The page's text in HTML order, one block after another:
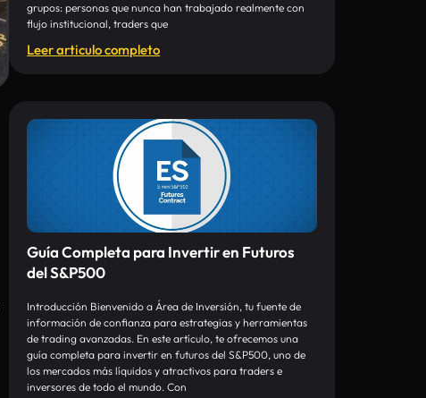
grupos: personas que nunca han trabajado realmente con
flujo institucional, traders que
Leer articulo completo
Guía Completa para Invertir en Futuros
del S&P500
Introducción Bienvenido a Área de Inversión, tu fuente de
información de confianza para estrategias y herramientas
de trading avanzadas. En este artículo, te ofrecemos una
guía completa para invertir en futuros del S&P500, uno de
los mercados más líquidos y atractivos para traders e
inversores de todo el mundo. Con